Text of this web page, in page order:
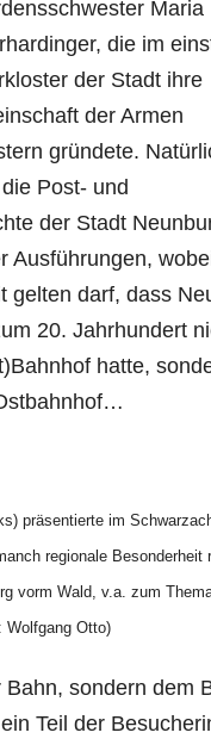
Maria
die im
der Stadt ihre
der Armen
gründete.
Post- und
der Stadt
Ausführungen,
gelten darf, dass
20. Jahrhundert
hatte,
präsentierte im
regionale Besonderheit
vorm Wald, v.a. zum
Wolfgang Otto)
Bahn, sondern dem
Teil der